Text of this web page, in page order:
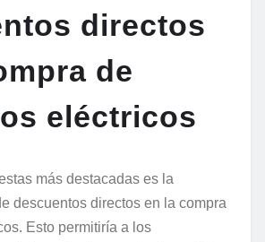
directos
de
eléctricos
más destacadas es la
descuentos directos en la compra
Esto permitiría a los